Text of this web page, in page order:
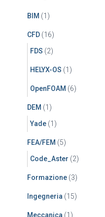
BIM (1)
CFD (16)
FDS (2)
HELYX-OS (1)
OpenFOAM (6)
DEM (1)
Yade (1)
FEA/FEM (5)
Code_Aster (2)
Formazione (3)
Ingegneria (15)
Meccanica (1)